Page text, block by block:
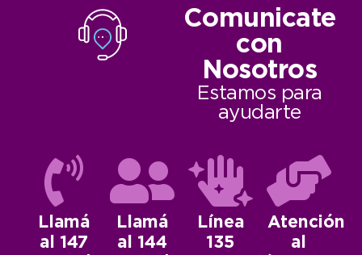
Comunicate
con
Nosotros
Estamos para
ayudarte
Llamá
al 147
Llamá
al 144
Línea
135
Atención
al